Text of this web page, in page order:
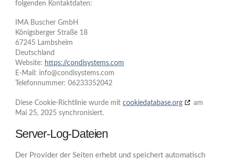
folgenden Kontaktdaten:
IMA Buscher GmbH
Königsberger Straße 18
67245 Lambsheim
Deutschland
Website: https://condisystems.com
E-Mail: info@condisystems.com
Telefonnummer: 06233352042
Diese Cookie-Richtlinie wurde mit cookiedatabase.org
am
Mai 25, 2025 synchronisiert.
Server-Log-Dateien
Der Provider der Seiten erhebt und speichert automatisch